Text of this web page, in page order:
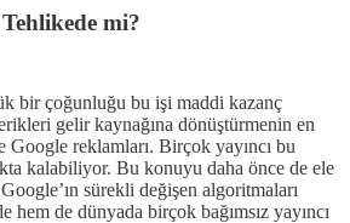
mi?
bir çoğunluğu bu işi maddi kazanç
gelir kaynağına dönüştürmenin en
reklamları. Birçok yayıncı bu
kalabiliyor. Bu konuyu daha önce de ele
sürekli değişen algoritmaları
hem de dünyada birçok bağımsız yayıncı